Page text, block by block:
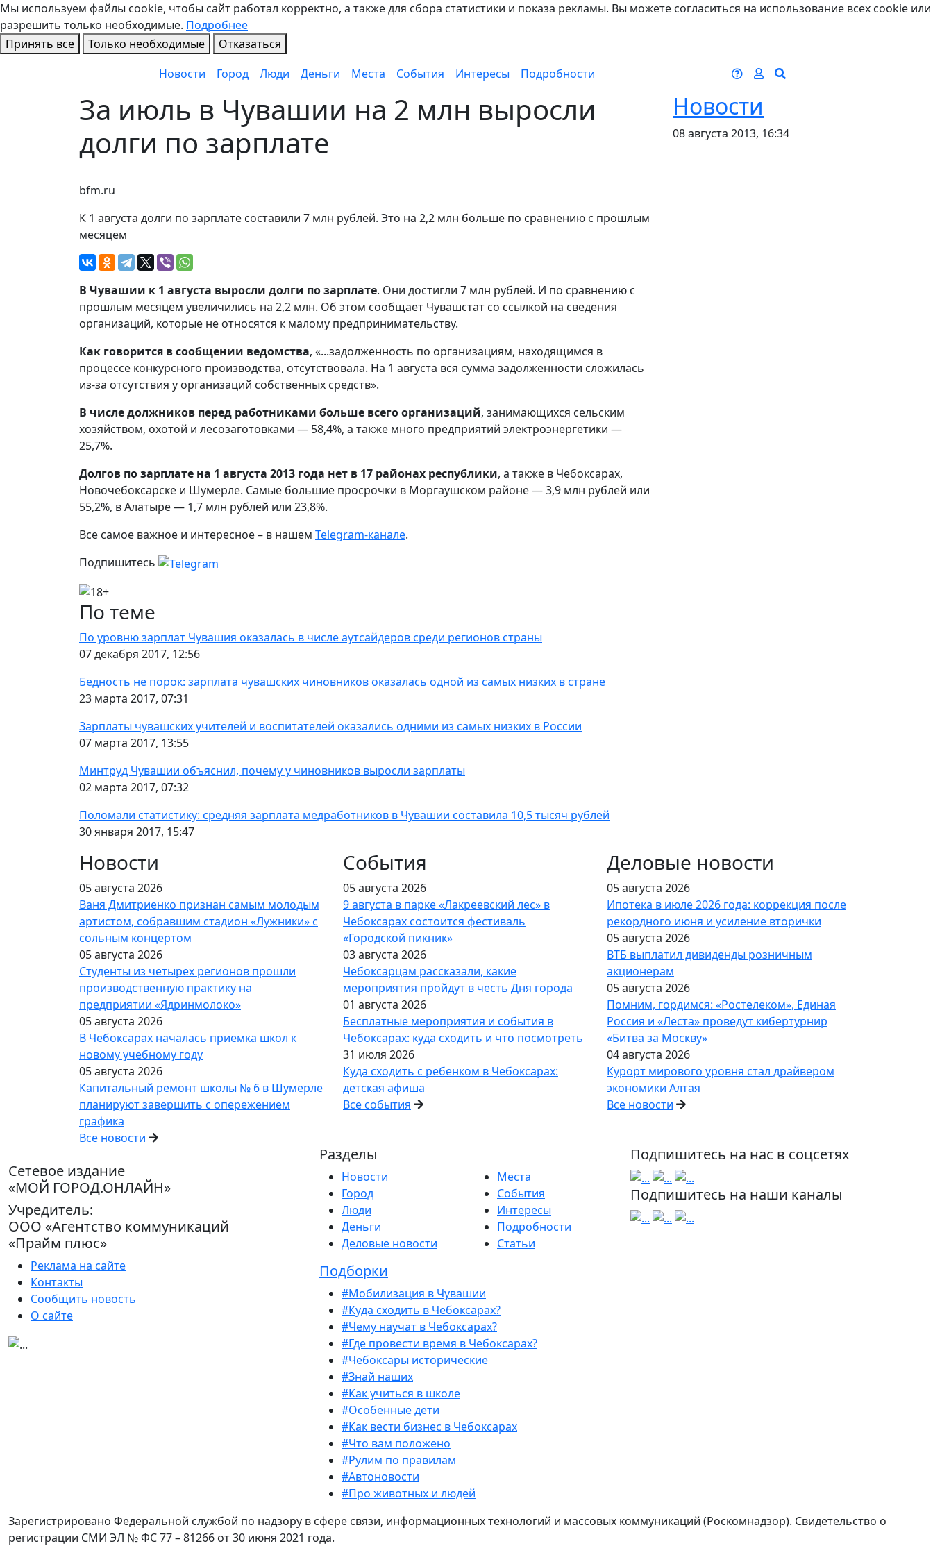
Мы используем файлы cookie, чтобы сайт работал корректно, а также для сбора статистики и показа рекламы. Вы можете согласиться на использование всех cookie или
разрешить только необходимые. Подробнее
Принять все
Только необходимые
Отказаться
Новости
Город Люди Деньги Места События Интересы Подробности
За июль в Чувашии на 2 млн выросли
долги по зарплате
Новости
08 августа 2013, 16:34
bfm.ru
К 1 августа долги по зарплате составили 7 млн рублей. Это на 2,2 млн больше по сравнению с прошлым
месяцем
В Чувашии к 1 августа выросли долги по зарплате. Они достигли 7 млн рублей. И по сравнению с
прошлым месяцем увеличились на 2,2 млн. Об этом сообщает Чувашстат со ссылкой на сведения
организаций, которые не относятся к малому предпринимательству.
Как говорится в сообщении ведомства, «...задолженность по организациям, находящимся в
процессе конкурсного производства, отсутствовала. На 1 августа вся сумма задолженности сложилась
из-за отсутствия у организаций собственных средств».
В числе должников перед работниками больше всего организаций, занимающихся сельским
хозяйством, охотой и лесозаготовками — 58,4%, а также много предприятий электроэнергетики —
25,7%.
Долгов по зарплате на 1 августа 2013 года нет в 17 районах республики, а также в Чебоксарах,
Новочебоксарске и Шумерле. Самые большие просрочки в Моргаушском районе — 3,9 млн рублей или
55,2%, в Алатыре — 1,7 млн рублей или 23,8%.
Все самое важное и интересное – в нашем Telegram-канале.
Подпишитесь
По теме
По уровню зарплат Чувашия оказалась в числе аутсайдеров среди регионов страны
07 декабря 2017, 12:56
Бедность не порок: зарплата чувашских чиновников оказалась одной из самых низких в стране
23 марта 2017, 07:31
Зарплаты чувашских учителей и воспитателей оказались одними из самых низких в России
07 марта 2017, 13:55
Минтруд Чувашии объяснил, почему у чиновников выросли зарплаты
02 марта 2017, 07:32
Поломали статистику: средняя зарплата медработников в Чувашии составила 10,5 тысяч рублей
30 января 2017, 15:47
Новости
05 августа 2026
Ваня Дмитриенко признан самым молодым
артистом, собравшим стадион «Лужники» с
сольным концертом
05 августа 2026
Студенты из четырех регионов прошли
производственную практику на
предприятии «Ядринмолоко»
05 августа 2026
В Чебоксарах началась приемка школ к
новому учебному году
05 августа 2026
Капитальный ремонт школы № 6 в Шумерле
планируют завершить с опережением
графика
Все новости
События
05 августа 2026
9 августа в парке «Лакреевский лес» в
Чебоксарах состоится фестиваль
«Городской пикник»
03 августа 2026
Чебоксарцам рассказали, какие
мероприятия пройдут в честь Дня города
01 августа 2026
Бесплатные мероприятия и события в
Чебоксарах: куда сходить и что посмотреть
31 июля 2026
Куда сходить с ребенком в Чебоксарах:
детская афиша
Все события
Деловые новости
05 августа 2026
Ипотека в июле 2026 года: коррекция после
рекордного июня и усиление вторички
05 августа 2026
ВТБ выплатил дивиденды розничным
акционерам
05 августа 2026
Помним, гордимся: «Ростелеком», Единая
Россия и «Леста» проведут кибертурнир
«Битва за Москву»
04 августа 2026
Курорт мирового уровня стал драйвером
экономики Алтая
Все новости
Сетевое издание
«МОЙ ГОРОД.ОНЛАЙН»
Учредитель:
ООО «Агентство коммуникаций
«Прайм плюс»
Реклама на сайте
Контакты
Сообщить новость
О сайте
Разделы
Новости
Город
Люди
Деньги
Деловые новости
Места
События
Интересы
Подробности
Статьи
Подборки
#Мобилизация в Чувашии
#Куда сходить в Чебоксарах?
#Чему научат в Чебоксарах?
#Где провести время в Чебоксарах?
#Чебоксары исторические
#Знай наших
#Как учиться в школе
#Особенные дети
#Как вести бизнес в Чебоксарах
#Что вам положено
#Рулим по правилам
#Автоновости
#Про животных и людей
Подпишитесь на нас в соцсетях
Подпишитесь на наши каналы
Зарегистрировано Федеральной службой по надзору в сфере связи, информационных технологий и массовых коммуникаций (Роскомнадзор). Свидетельство о
регистрации СМИ ЭЛ № ФС 77 – 81266 от 30 июня 2021 года.